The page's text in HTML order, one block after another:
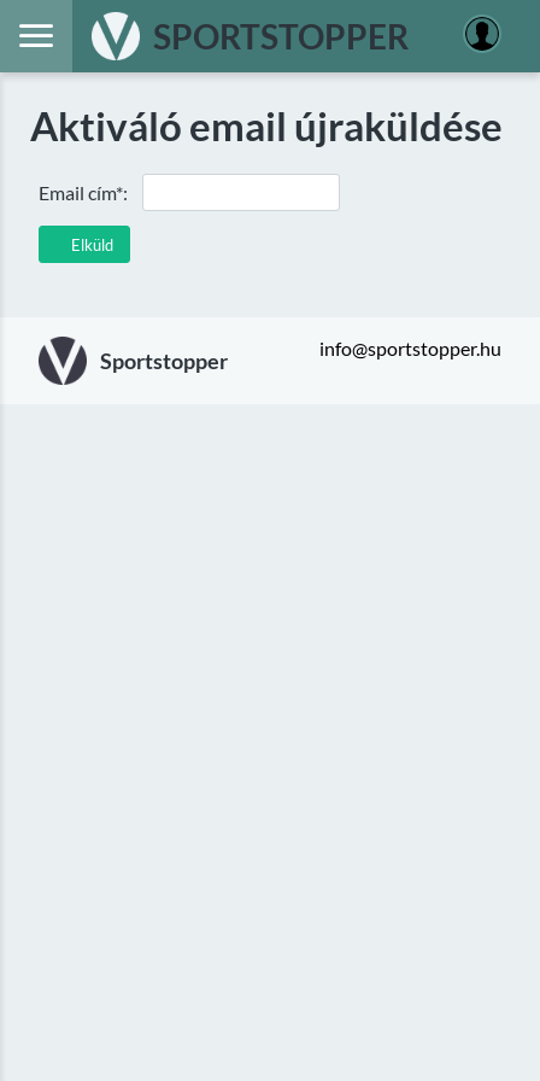
SPORTSTOPPER
Aktiváló email újraküldése
Elküld
Email cím*:
Sportstopper info@sportstopper.hu